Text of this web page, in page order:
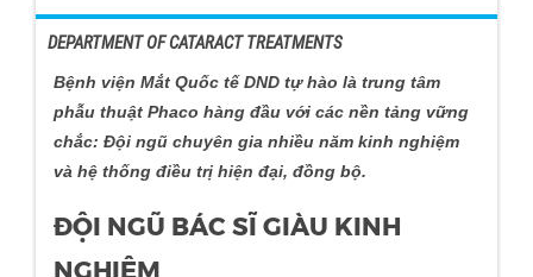
DEPARTMENT OF CATARACT TREATMENTS
Bệnh viện Mắt Quốc tế DND tự hào là trung tâm
phẫu thuật Phaco hàng đầu với các nền tảng vững
chắc: Đội ngũ chuyên gia nhiều năm kinh nghiệm
và hệ thống điều trị hiện đại, đồng bộ.
ĐỘI NGŨ BÁC SĨ GIÀU KINH
NGHIỆM